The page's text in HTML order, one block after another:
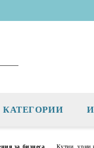
КАТЕГОРИИ
за бизнеса Кутии, урни